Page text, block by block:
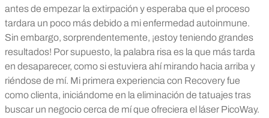
antes de empezar la extirpación y esperaba que el proceso
tardara un poco más debido a mi enfermedad autoinmune.
Sin embargo, sorprendentemente, ¡estoy teniendo grandes
resultados! Por supuesto, la palabra risa es la que más tarda
en desaparecer, como si estuviera ahí mirando hacia arriba y
riéndose de mí. Mi primera experiencia con Recovery fue
como clienta, iniciándome en la eliminación de tatuajes tras
buscar un negocio cerca de mí que ofreciera el láser PicoWay.